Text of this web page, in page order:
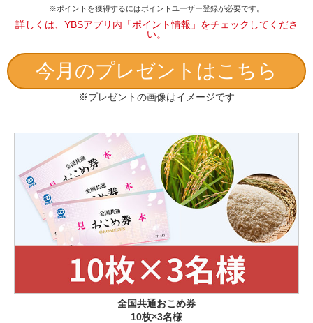
※ポイントを獲得するにはポイントユーザー登録が必要です。
詳しくは、YBSアプリ内「ポイント情報」をチェックしてくださ
い。
今月のプレゼントはこちら
※プレゼントの画像はイメージです
全国共通おこめ券
10枚×3名様